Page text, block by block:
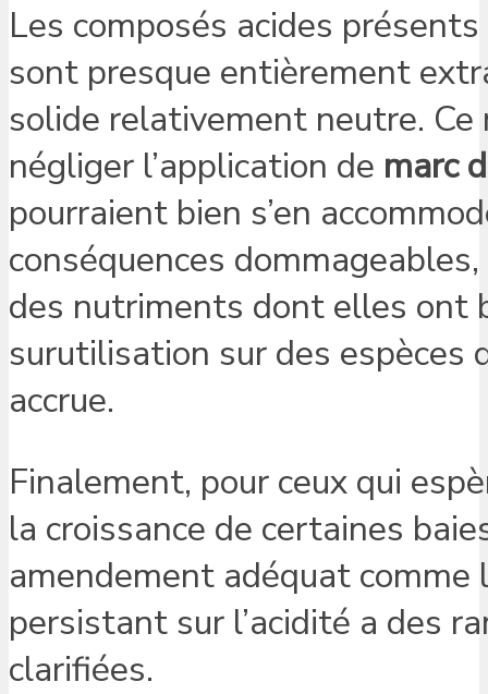
Les composés acides
sont presque entièrement
solide relativement neutre.
négliger l’application de marc
pourraient bien s’en
conséquences
des nutriments dont elles ont
surutilisation sur des espèces
accrue.
Finalement, pour ceux qui
la croissance de certaines
amendement adéquat
persistant sur l’acidité a des
clarifiées.